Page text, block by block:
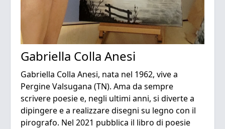
Gabriella Colla Anesi
Gabriella Colla Anesi, nata nel 1962, vive a
Pergine Valsugana (TN). Ama da sempre
scrivere poesie e, negli ultimi anni, si diverte a
dipingere e a realizzare disegni su legno con il
pirografo. Nel 2021 pubblica il libro di poesie